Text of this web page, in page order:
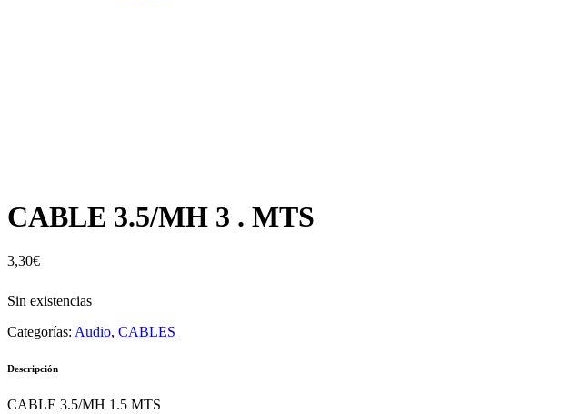
CABLE 3.5/MH 3 . MTS
3,30€
Sin existencias
Categorías: Audio, CABLES
Descripción
CABLE 3.5/MH 1.5 MTS